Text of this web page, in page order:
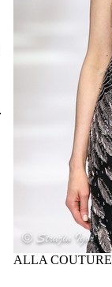
ALLA COUTURE